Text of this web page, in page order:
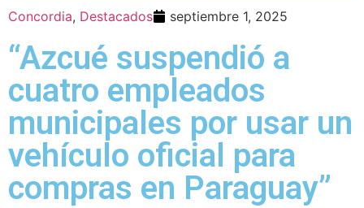
Concordia, Destacados septiembre 1, 2025
“Azcué suspendió a
cuatro empleados
municipales por usar un
vehículo oficial para
compras en Paraguay”